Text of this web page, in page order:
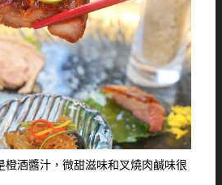
橙酒醬汁，微甜滋味和叉燒肉鹹味很